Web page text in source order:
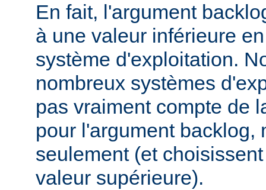
En fait, l'argument
à une valeur inférieure
système d'exploitation.
nombreux systèmes
pas vraiment compte de
pour l'argument backlog,
seulement (et
valeur supérieure).